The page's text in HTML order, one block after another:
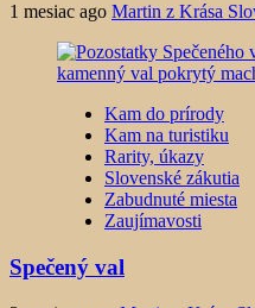
1 mesiac ago Martin z Krása
Kam do prírody
Kam na turistiku
Rarity, úkazy
Slovenské zákutia
Zabudnuté miesta
Zaujímavosti
Spečený val